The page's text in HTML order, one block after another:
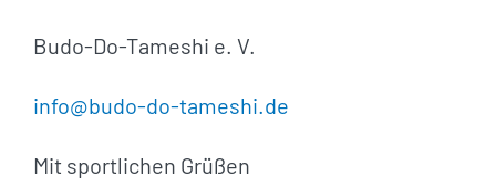
Budo-Do-Tameshi e. V.
info@budo-do-tameshi.de
Mit sportlichen Grüßen